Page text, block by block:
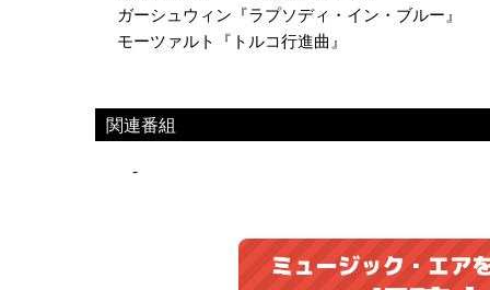
ガーシュウィン『ラプソディ・イン・ブルー』
モーツァルト『トルコ行進曲』
関連番組
-